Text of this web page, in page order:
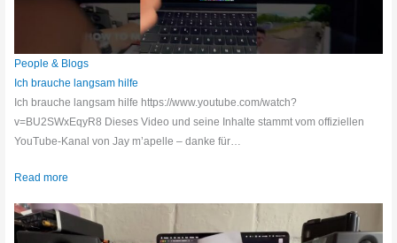
People & Blogs
Ich brauche langsam hilfe
Ich brauche langsam hilfe https://www.youtube.com/watch?
v=BU2SWxEqyR8 Dieses Video und seine Inhalte stammt vom offiziellen
YouTube-Kanal von Jay m’apelle – danke für…
Read more